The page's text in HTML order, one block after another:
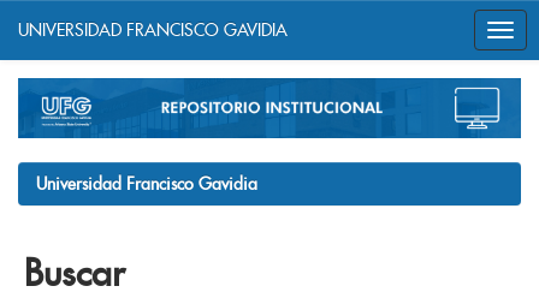
navigation
UNIVERSIDAD FRANCISCO GAVIDIA
Universidad Francisco Gavidia
Buscar